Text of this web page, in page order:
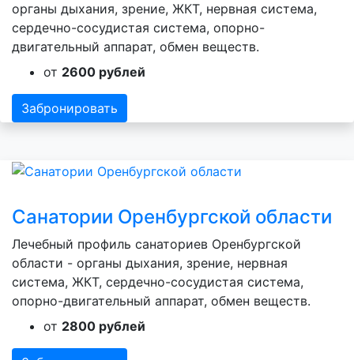
органы дыхания, зрение, ЖКТ, нервная система,
сердечно-сосудистая система, опорно-
двигательный аппарат, обмен веществ.
от 2600 рублей
Забронировать
Санатории Оренбургской области
Лечебный профиль санаториев Оренбургской
области - органы дыхания, зрение, нервная
система, ЖКТ, сердечно-сосудистая система,
опорно-двигательный аппарат, обмен веществ.
от 2800 рублей